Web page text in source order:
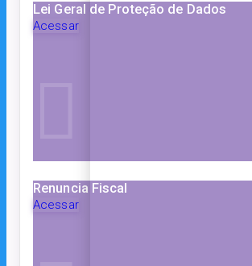
Lei Geral de Proteção de Dados
Acessar
Renuncia Fiscal
Acessar